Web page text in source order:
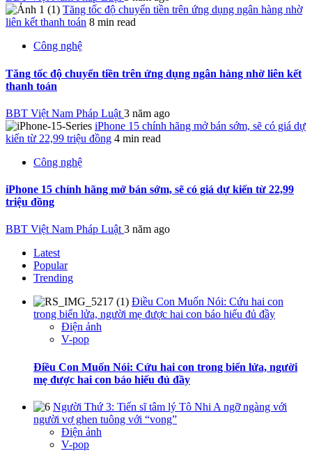
Tăng tốc độ chuyển tiền trên ứng dụng ngân hàng nhờ
liên kết thanh toán 8 min read
Công nghệ
Tăng tốc độ chuyển tiền trên ứng dụng ngân hàng nhờ liên kết
thanh toán
BBT Việt Nam Pháp Luật 3 năm ago
iPhone 15 chính hãng mở bán sớm, sẽ có giá dự
kiến từ 22,99 triệu đồng 4 min read
Công nghệ
iPhone 15 chính hãng mở bán sớm, sẽ có giá dự kiến từ 22,99
triệu đồng
BBT Việt Nam Pháp Luật 3 năm ago
Latest
Popular
Trending
Điều Con Muốn Nói: Cứu hai con
trong biển lửa, người mẹ được hai con báo hiếu đủ đầy
Điện ảnh
V-pop
Điều Con Muốn Nói: Cứu hai con trong biển lửa, người
mẹ được hai con báo hiếu đủ đầy
Người Thứ 3: Tiến sĩ tâm lý Tô Nhi A ngỡ ngàng với
người vợ ghen tuông với “vong”
Điện ảnh
V-pop